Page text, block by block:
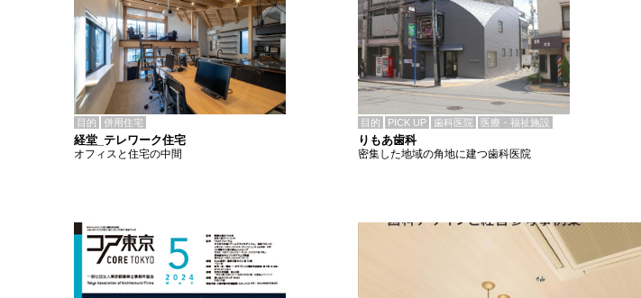
目的 併用住宅
経堂_テレワーク住宅
オフィスと住宅の中間
目的 PICK UP 歯科医院 医療・福祉施設
りもあ歯科
密集した地域の角地に建つ歯科医院